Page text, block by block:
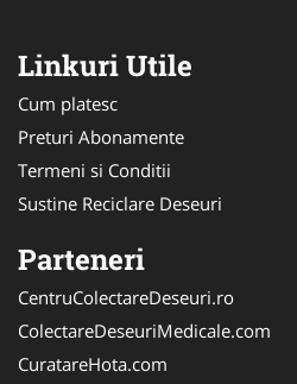
Linkuri Utile
Cum platesc
Preturi Abonamente
Termeni si Conditii
Sustine Reciclare Deseuri
Parteneri
CentruColectareDeseuri.ro
ColectareDeseuriMedicale.com
CuratareHota.com